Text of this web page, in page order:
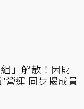
」解散！因財
營運 同步揭成員